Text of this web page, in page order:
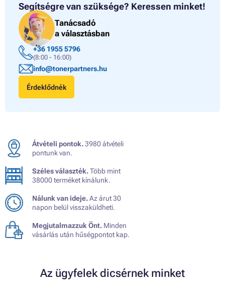
Segítségre van szüksége? Keressen minket!
Tanácsadó
a választásban
+36 1955 5796
(8:00 - 16:00)
info@tonerpartners.hu
Érdeklődnék
Átvételi pontok.3980 átvételi
pontunk van.
Széles választék.Több mint
38000 terméket kínálunk.
Nálunk van ideje.Az árut 30
napon belül visszaküldheti.
Megjutalmazzuk Önt. Minden
vásárlás után hűségpontot kap.
Az ügyfelek dicsérnek minket